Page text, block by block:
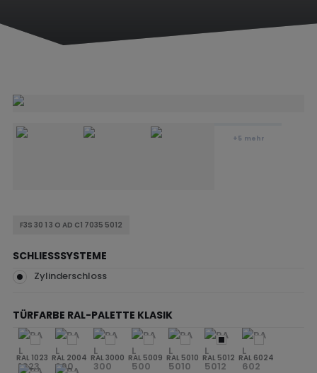
+5 mehr
F3S 30 1 3 O AD C1 7035 5012
SCHLIESSSYSTEME
Zylinderschloss
TÜRFARBE RAL-PALETTE KLASIK
RAL 1023 RAL 2004 RAL 3000 RAL 5009 RAL 5010 RAL 5012 RAL 6024